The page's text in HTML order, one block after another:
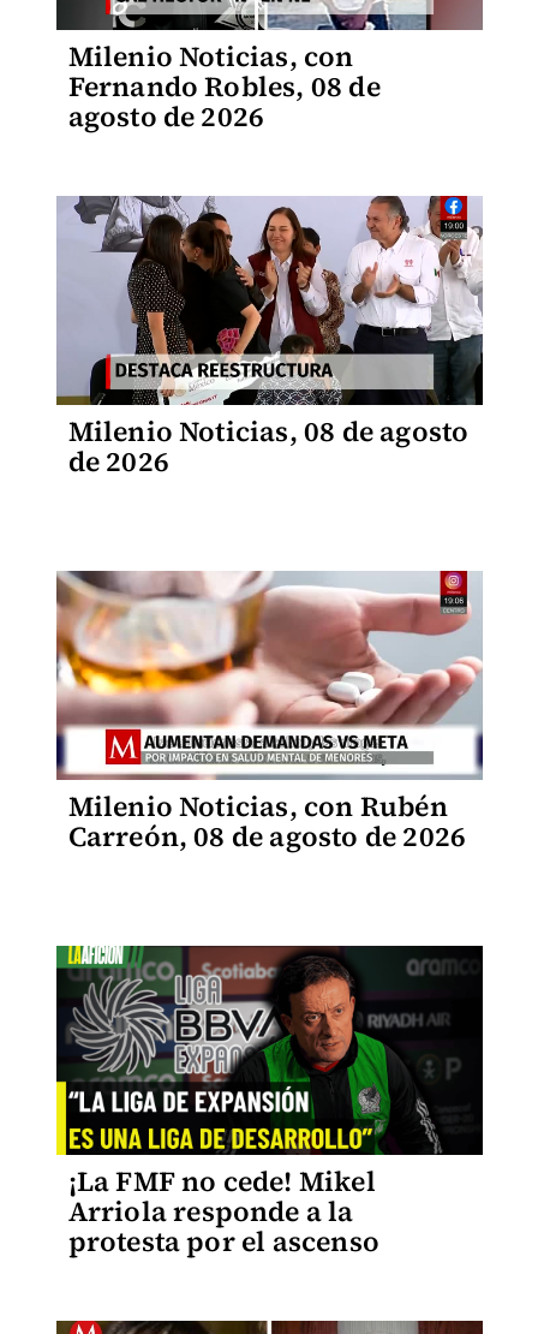
Milenio Noticias, con
Fernando Robles, 08 de
agosto de 2026
Milenio Noticias, 08 de agosto
de 2026
Milenio Noticias, con Rubén
Carreón, 08 de agosto de 2026
¡La FMF no cede! Mikel
Arriola responde a la
protesta por el ascenso